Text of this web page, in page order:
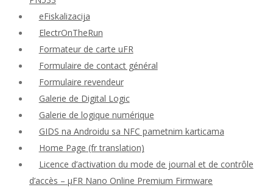
eFiskalizacija
ElectrOnTheRun
Formateur de carte uFR
Formulaire de contact général
Formulaire revendeur
Galerie de Digital Logic
Galerie de logique numérique
GIDS na Androidu sa NFC pametnim karticama
Home Page (fr translation)
Licence d’activation du mode de journal et de contrôle
d’accès – μFR Nano Online Premium Firmware